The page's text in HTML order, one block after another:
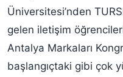
Üniversitesi’nden
gelen iletişim
Antalya Markaları
başlangıçtaki gibi çok